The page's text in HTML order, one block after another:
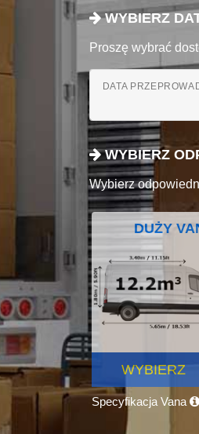
WYBIERZ
Proszę wybrać
DATA
WYBIERZ
Wybierz
DUŻY
WYBIERZ
Specyfikacja Vana